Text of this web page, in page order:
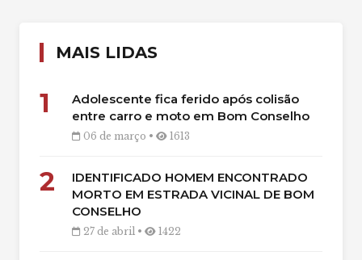
MAIS LIDAS
1
Adolescente fica ferido após colisão
entre carro e moto em Bom Conselho
06 de março • 1613
2
IDENTIFICADO HOMEM ENCONTRADO
MORTO EM ESTRADA VICINAL DE BOM
CONSELHO
27 de abril • 1422